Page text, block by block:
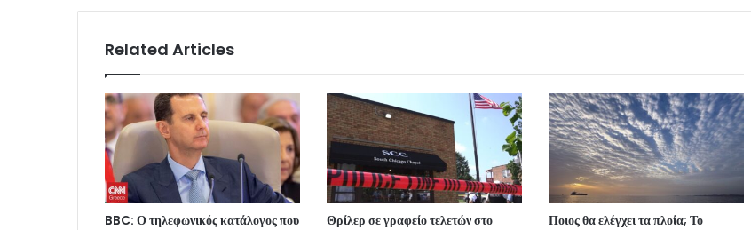
Related Articles
BBC: Ο τηλεφωνικός κατάλογος που
Θρίλερ σε γραφείο τελετών στο
Ποιος θα ελέγχει τα πλοία; Το